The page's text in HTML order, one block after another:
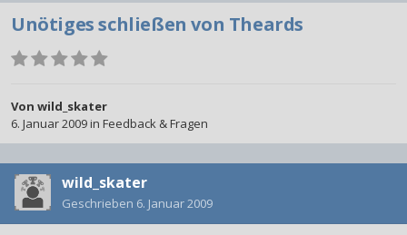
Unötiges schließen von Theards
Von wild_skater
6. Januar 2009in Feedback & Fragen
wild_skater
Geschrieben 6. Januar 2009